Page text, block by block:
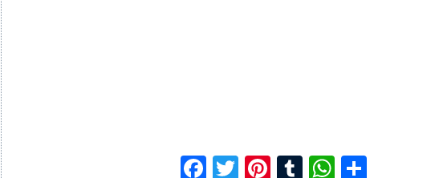
Facebook
Twitter
Pinterest
TumblrWhatsApp